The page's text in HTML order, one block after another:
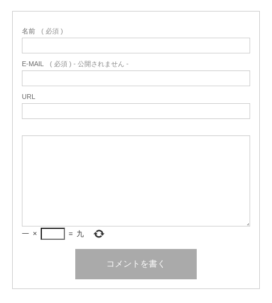
名前 ( 必須 )
E-MAIL ( 必須 ) - 公開されません -
URL
一 × = 九